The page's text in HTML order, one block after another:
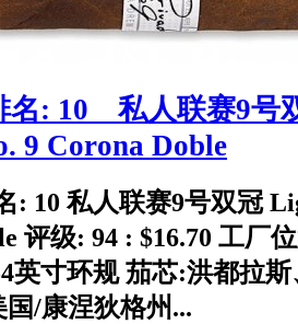
名: 10 私人联赛9号
9 Corona Doble
: 10 私人联赛9号双冠
评级: 94 : $16.70 工厂
英寸环规 茄芯:洪都拉
国/康涅狄格州...